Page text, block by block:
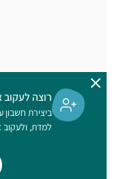
רוצה לעקוב
ביצירת חשבון
למדת, ולעקוב